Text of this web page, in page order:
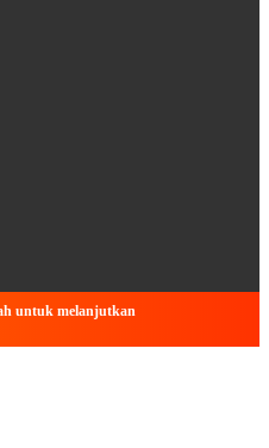
untuk melanjutkan